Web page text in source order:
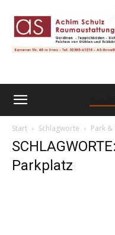
Start Schlagworte Park
Parkplatz